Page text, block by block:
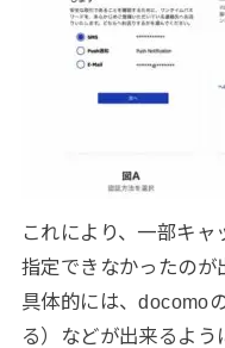
これにより、一部キ
指定できなかったのが
具体的には、docomo
る）などが出来るよう